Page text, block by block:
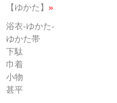
【ゆかた】 »
浴衣-ゆかた-
ゆかた帯
下駄
巾着
小物
甚平